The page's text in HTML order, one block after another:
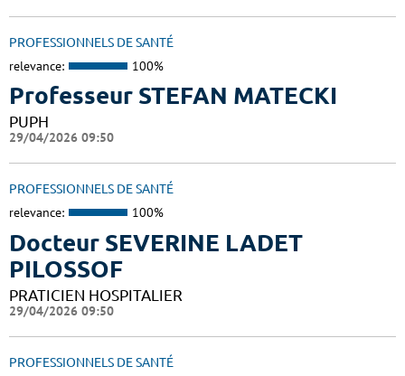
PROFESSIONNELS DE SANTÉ
relevance: 100%
Professeur STEFAN MATECKI
PUPH
29/04/2026 09:50
PROFESSIONNELS DE SANTÉ
relevance: 100%
Docteur SEVERINE LADET
PILOSSOF
PRATICIEN HOSPITALIER
29/04/2026 09:50
PROFESSIONNELS DE SANTÉ